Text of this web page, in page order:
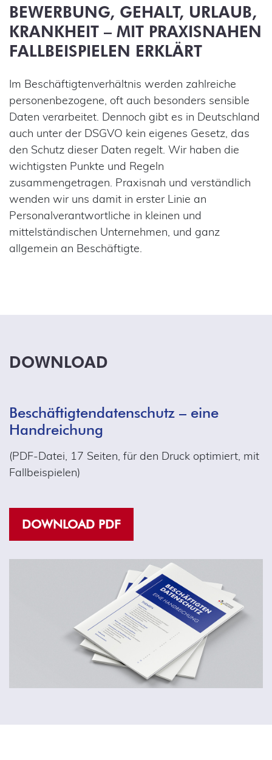
BEWERBUNG, GEHALT, URLAUB,
KRANKHEIT – MIT PRAXISNAHEN
FALLBEISPIELEN ERKLÄRT
Im Beschäftigtenverhältnis werden zahlreiche
personenbezogene, oft auch besonders sensible
Daten verarbeitet. Dennoch gibt es in Deutschland
auch unter der DSGVO kein eigenes Gesetz, das
den Schutz dieser Daten regelt. Wir haben die
wichtigsten Punkte und Regeln
zusammengetragen. Praxisnah und verständlich
wenden wir uns damit in erster Linie an
Personalverantwortliche in kleinen und
mittelständischen Unternehmen, und ganz
allgemein an Beschäftigte.
DOWNLOAD
Beschäftigtendatenschutz – eine
Handreichung
(PDF-Datei, 17 Seiten, für den Druck optimiert, mit
Fallbeispielen)
DOWNLOAD PDF